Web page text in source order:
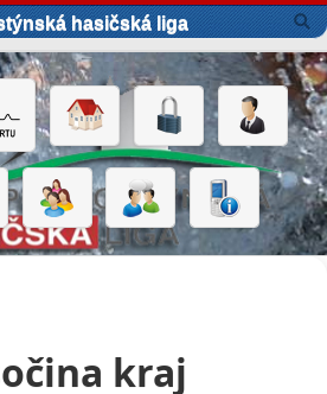
hasičská liga
kraj